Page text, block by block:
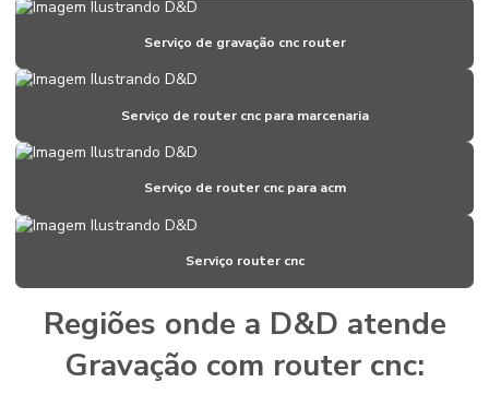
Corte router em xps
Criação de stand para feiras
Criação de stands para feiras
Dispenser para álcool em gel com pedal
Empresa de corte com router cnc
Empresas de montagem de stands
Serviço de gravação cnc router
Serviço de router cnc para marcenaria
Serviço de router cnc para acm
Serviço router cnc
Regiões onde a D&D atende
Gravação com router cnc: